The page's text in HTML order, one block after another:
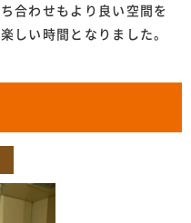
合わせもより良い空間を
しい時間となりました。